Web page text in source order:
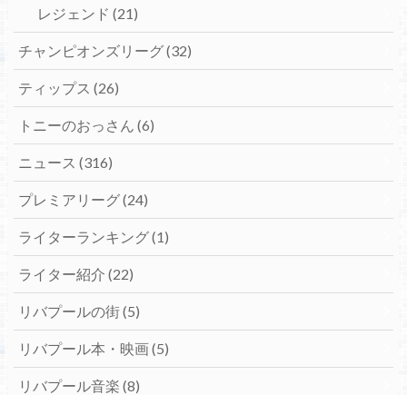
レジェンド (21)
チャンピオンズリーグ(32)
ティップス (26)
トニーのおっさん (6)
ニュース (316)
プレミアリーグ(24)
ライターランキング(1)
ライター紹介 (22)
リバプールの街(5)
リバプール本・映画(5)
リバプール音楽 (8)